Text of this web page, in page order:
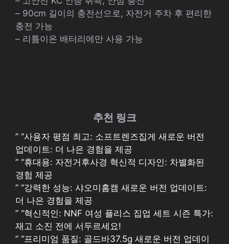
– 90cm 길이의 충전선으로, 자전거 주차 후 편리한
충전 가능
– 리튬이온 배터리에만 사용 가능
추천 링크
” “사용자 평점 최고: 소프트렌즈집게 새로운 버전
업데이트: 더 나은 경험을 제공
” “휴대용: 자전거후사경 혁신적 디자인: 차별화된
경험 제공
” “강력한 성능: 샤오미홈캠 새로운 버전 업데이트:
더 나은 경험을 제공
” “혁신적인: NNF 여성 플리스 집업 세트 시즌 특가:
재고 소진 전에 서두르세요!
” “프리미엄 품질: 골드바37.5g 새로운 버전 업데이